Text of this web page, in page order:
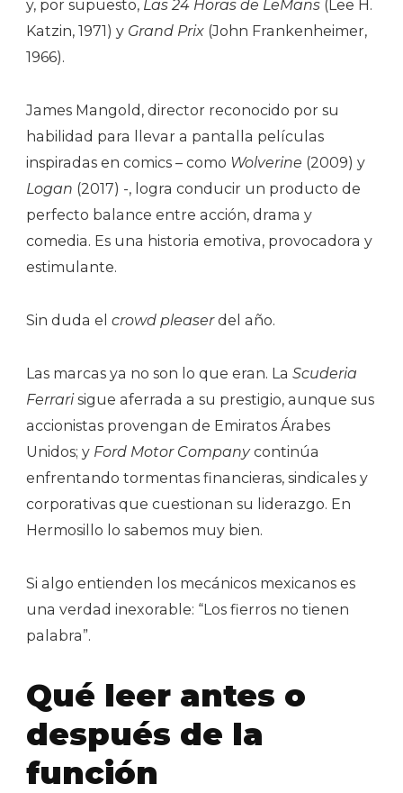
y, por supuesto, Las 24 Horas de LeMans (Lee H.
Katzin, 1971) y Grand Prix (John Frankenheimer,
1966).
James Mangold, director reconocido por su
habilidad para llevar a pantalla películas
inspiradas en comics – como Wolverine (2009) y
Logan (2017) -, logra conducir un producto de
perfecto balance entre acción, drama y
comedia. Es una historia emotiva, provocadora y
estimulante.
Sin duda el crowd pleaserdel año.
Las marcas ya no son lo que eran. La Scuderia
Ferrarisigue aferrada a su prestigio, aunque sus
accionistas provengan de Emiratos Árabes
Unidos; y Ford Motor Companycontinúa
enfrentando tormentas financieras, sindicales y
corporativas que cuestionan su liderazgo. En
Hermosillo lo sabemos muy bien.
Si algo entienden los mecánicos mexicanos es
una verdad inexorable: “Los fierros no tienen
palabra”.
Qué leer antes o
después de la
función